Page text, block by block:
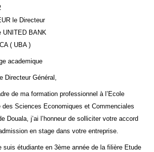
le Directeur
UNITED BANK
( UBA )
academique
Directeur Général,
de ma formation professionnel à l’Ecole
des Sciences Economiques et Commenciales
Douala, j’ai l’honneur de solliciter votre accord
en stage dans votre entreprise.
suis étudiante en 3ème année de la filière Etude